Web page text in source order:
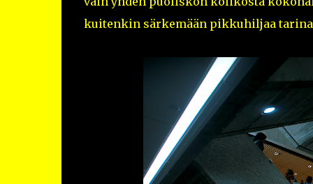
kuitenkin särkemään pikkuhiljaa